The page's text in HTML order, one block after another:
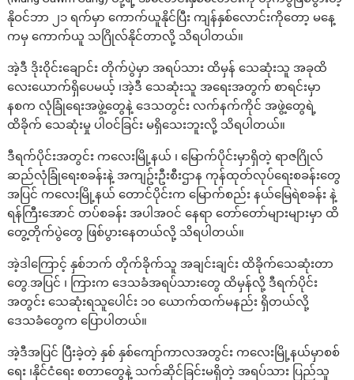
နိုဝင်ဘာ ၂၁ ရက်မှာ ကောက်ယူနိုင်ပြီး ကျန်နှစ်လောင်းကိုတော့ မနေ့
ကမှ ကောက်ယူ သဂြိုလ်နိုင်တာလို့ သိရပါတယ်။
အဲ့ဒီ ဒိုးဝိုင်းချောင်း တိုက်ပွဲမှာ အရပ်သား ထိမှန် သေဆုံးသူ အခုထိ
လေးယောက်ရှိပေမယ့် ၊အဲ့ဒီ သေဆုံးသူ အရေးအတွက် စာရင်းမှာ
နစက လုံခြုံရေးအဖွဲ့တွေနဲ့ ဒေသတွင်း လက်နက်ကိုင် အဖွဲ့တွေရဲ့
ထိခိုက် သေဆုံးမှု ပါဝင်ခြင်း မရှိသေးဘူးလို့ သိရပါတယ်။
ဒီရက်ပိုင်းအတွင်း ကလေးမြို့နယ် ၊ မြောက်ပိုင်းမှာရှိတဲ့ ရာဇဂြိုလ်
ဆည်လုံခြုံရေးစခန်းနဲ့ အကျဥ်းဦးစီးဌာန ကုန်ထုတ်လုပ်ရေးစခန်းတွေ
အပြင် ကလေးမြို့နယ် တောင်ပိုင်းက မြောက်စည်း နယ်မြေရဲစခန်း နဲ့
ရန်ကြီးအောင် တပ်စခန်း အပါအဝင် နေရာ တော်တော်များများမှာ ထိ
တွေ့တိုက်ပွဲတွေ ဖြစ်ပွားနေတယ်လို့ သိရပါတယ်။
အဲ့ဒါကြောင့် နှစ်ဘက် တိုက်ခိုက်သူ အချင်းချင်း ထိခိုက်သေဆုံးတာ
တွေ.အပြင် ၊ ကြားက ဒေသခံအရပ်သားတွေ ထိမှန်လို့ ဒီရက်ပိုင်း
အတွင်း သေဆုံးရသူပေါင်း ၁၀ ယောက်ထက်မနည်း ရှိတယ်လို့
ဒေသခံတွေက ပြောပါတယ်။
အဲ့ဒီအပြင် ပြီးခဲ့တဲ့ နှစ် နှစ်ကျော်ကာလအတွင်း ကလေးမြို့နယ်မှာစစ်
ရေး ၊နိုင်ငံရေး စတာတွေနဲ့ သက်ဆိုင်ခြင်းမရှိတဲ့ အရပ်သား ပြည်သူ